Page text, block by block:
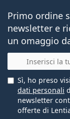
Primo ordine
newsletter e
un omaggio
E-mail
Sì, ho preso
dati personali
newsletter
offerte di